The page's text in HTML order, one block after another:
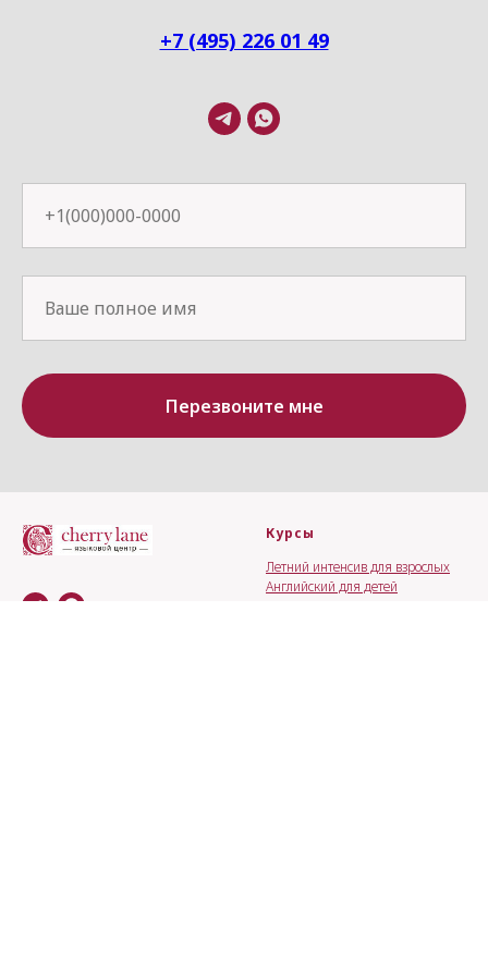
+7 (495) 226 01 49
Перезвоните мне
Курсы
Летний интенсив для взрослых
Английский для детей